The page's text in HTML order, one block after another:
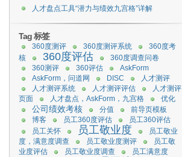
人才盘点工具“潜力与绩效九宫格”详解
Tag 标签
360度测评 360度测评系统
360度考
核
360度评估
360度调查问卷
360测评
360评估
AskForm
AskForm，问道网
DISC
人才测评
人才测评系统
人才测评评估
人才测评
页面
人才盘点，AskForm，九宫格 优化
公司绩效考核 分值
前导页模板
博客
员工360度评估
员工360评估
员工关怀
员工敬业度
员工敬业
度，满意度调查
员工敬业度测评
员工敬
业度评估
员工敬业度调查
员工满意度